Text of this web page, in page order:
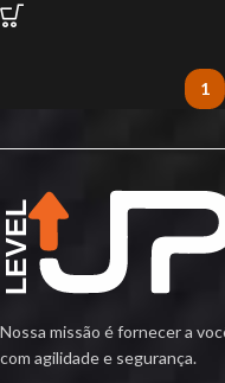
1
Nossa missão é fornecer a
com agilidade e segurança.